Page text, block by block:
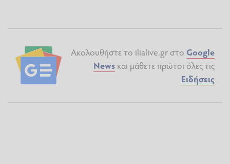
Ακολουθήστε το ilialive.gr στο Google
News και μάθετε πρώτοι όλες τις
Ειδήσεις